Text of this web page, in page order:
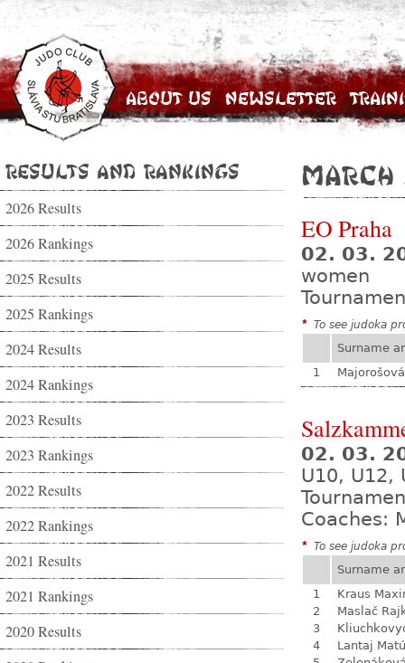
About Us Newsletter
Results and Rankings
2026 Results
2026 Rankings
2025 Results
2025 Rankings
2024 Results
2024 Rankings
2023 Results
2023 Rankings
2022 Results
2022 Rankings
2021 Results
2021 Rankings
2020 Results
March
EO Praha
02. 03.
women
* To see judoka
Surname
1
02. 03.
U10, U12,
Coaches:
* To see judoka
Surname
1
Kraus
2
Maslač
3
4
Lantaj